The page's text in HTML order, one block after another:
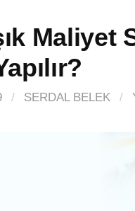
Maliyet
/ SERDAL BELEK /